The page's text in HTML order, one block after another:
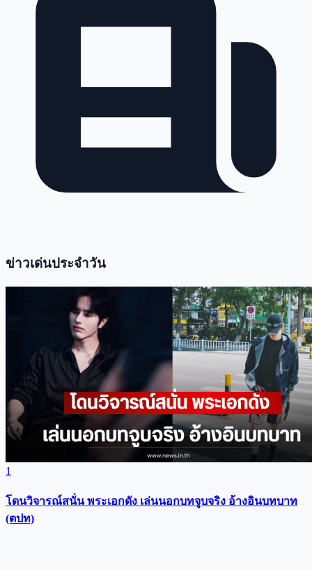
ข่าวเด่นประจำวัน
1
โดนวิจารณ์สนั่น พระเอกดัง เล่นนอกบทจูบจริง อ้างอินบทบาท
(ตปท)